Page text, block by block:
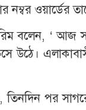
ওয়ার্ডের
বলেন, ‘ আজ
উঠে।
তিনদিন পর